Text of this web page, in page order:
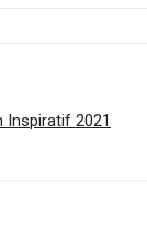
Inspiratif 2021